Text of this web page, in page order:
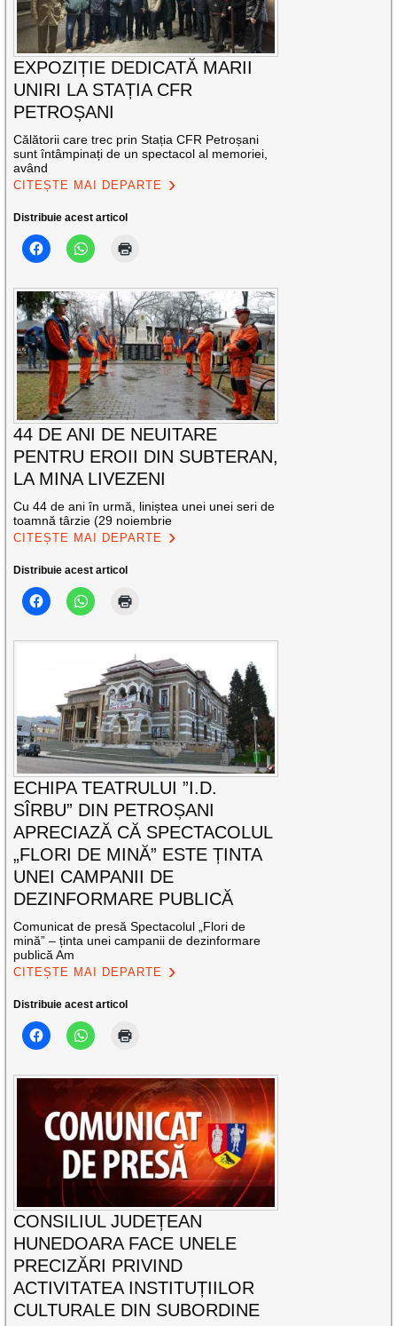
EXPOZIȚIE DEDICATĂ MARII
UNIRI LA STAȚIA CFR
PETROȘANI
Călătorii care trec prin Stația CFR Petroșani
sunt întâmpinați de un spectacol al memoriei,
având
CITEȘTE MAI DEPARTE
Distribuie acest articol
44 DE ANI DE NEUITARE
PENTRU EROII DIN SUBTERAN,
LA MINA LIVEZENI
Cu 44 de ani în urmă, liniștea unei unei seri de
toamnă târzie (29 noiembrie
CITEȘTE MAI DEPARTE
Distribuie acest articol
ECHIPA TEATRULUI ”I.D.
SÎRBU” DIN PETROȘANI
APRECIAZĂ CĂ SPECTACOLUL
„FLORI DE MINĂ” ESTE ȚINTA
UNEI CAMPANII DE
DEZINFORMARE PUBLICĂ
Comunicat de presă Spectacolul „Flori de
mină” – ținta unei campanii de dezinformare
publică Am
CITEȘTE MAI DEPARTE
Distribuie acest articol
CONSILIUL JUDEȚEAN
HUNEDOARA FACE UNELE
PRECIZĂRI PRIVIND
ACTIVITATEA INSTITUȚIILOR
CULTURALE DIN SUBORDINE